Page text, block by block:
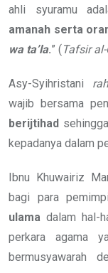
ahli syuramu
amanah serta
wa ta’la.” (Tafsir
Asy-Syihristani
wajib bersama
berijtihad
kepadanya dalam
Ibnu Khuwairiz
bagi para
ulama dalam hal-
perkara agama
bermusyawarah